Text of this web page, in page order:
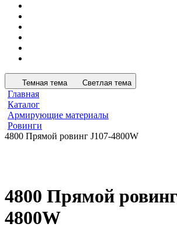
Темная тема Светлая тема
Главная
Каталог
Армирующие материалы
Ровинги
4800 Прямой ровинг J107-4800W
4800 Прямой
4800W